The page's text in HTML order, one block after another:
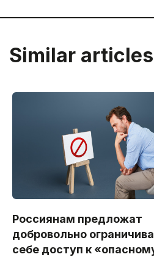
Similar articles
Россиянам предложат
добровольно
себе доступ к